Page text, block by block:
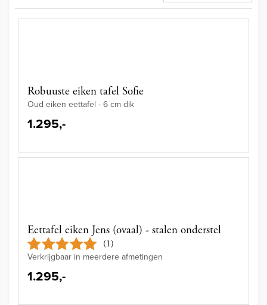
Robuuste eiken tafel Sofie
Oud eiken eettafel - 6 cm dik
1.295,-
Eettafel eiken Jens (ovaal) - stalen onderstel
(1)
Verkrijgbaar in meerdere afmetingen
1.295,-